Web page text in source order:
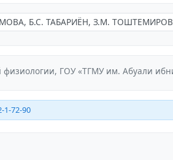
Б.С. ТАБАРИЁН, З.М.
физиологии, ГОУ «ТГМУ им. Абуали
1-72-90